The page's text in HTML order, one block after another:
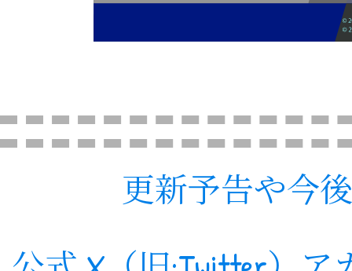
更新予告や今